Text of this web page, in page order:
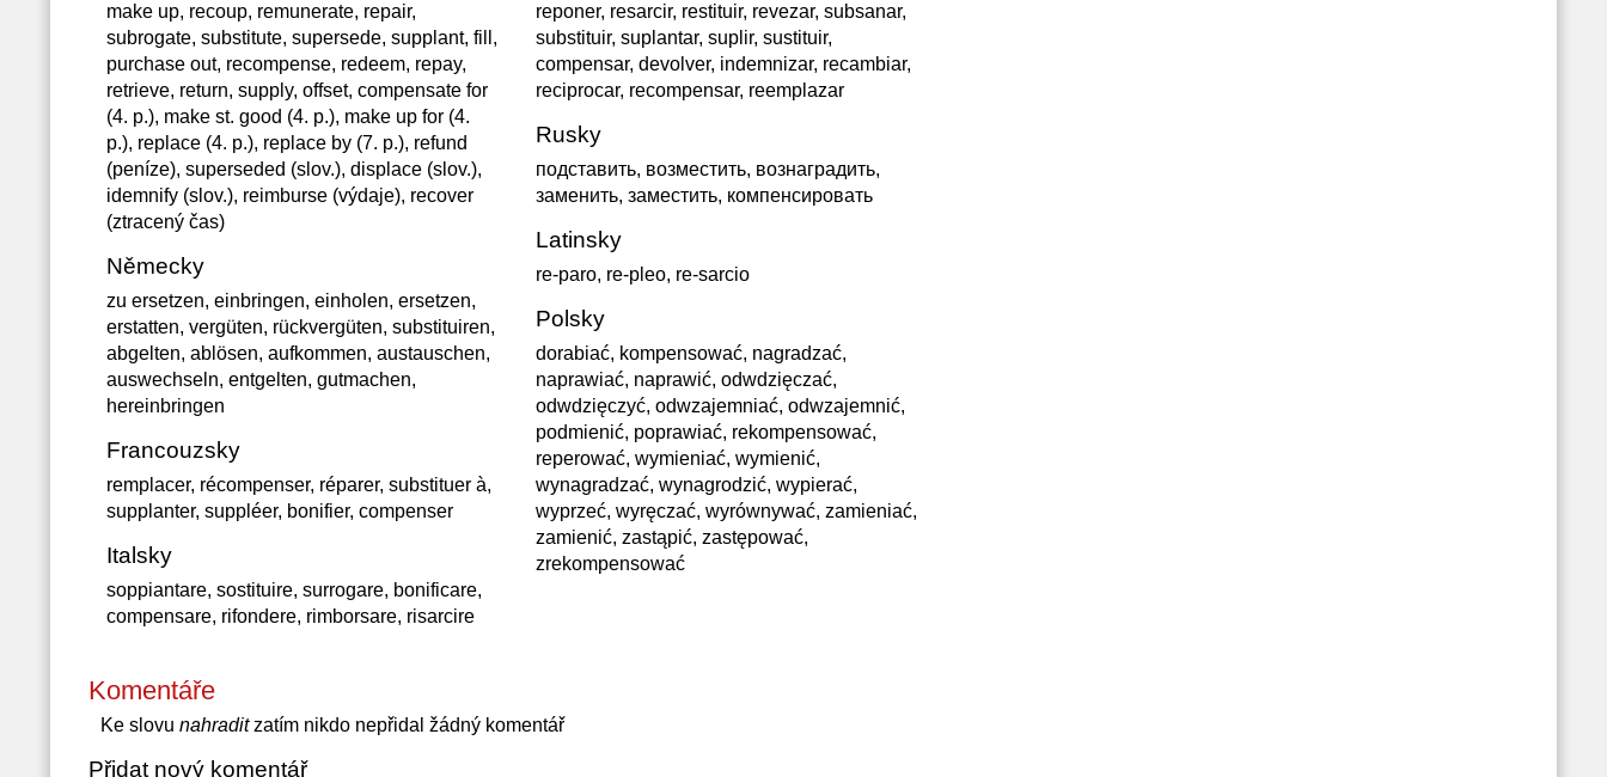
make up, recoup, remunerate, repair,
subrogate, substitute, supersede, supplant, fill,
purchase out, recompense, redeem, repay,
retrieve, return, supply, offset, compensate for
(4. p.), make st. good (4. p.), make up for (4.
p.), replace (4. p.), replace by (7. p.), refund
(peníze), superseded (slov.), displace (slov.),
idemnify (slov.), reimburse (výdaje), recover
(ztracený čas)
Německy
zu ersetzen, einbringen, einholen, ersetzen,
erstatten, vergüten, rückvergüten, substituiren,
abgelten, ablösen, aufkommen, austauschen,
auswechseln, entgelten, gutmachen,
hereinbringen
Francouzsky
remplacer, récompenser, réparer, substituer à,
supplanter, suppléer, bonifier, compenser
Italsky
soppiantare, sostituire, surrogare, bonificare,
compensare, rifondere, rimborsare, risarcire
reponer, resarcir, restituir, revezar, subsanar,
substituir, suplantar, suplir, sustituir,
compensar, devolver, indemnizar, recambiar,
reciprocar, recompensar, reemplazar
Rusky
подставить, возместить, вознаградить,
заменить, заместить, компенсировать
Latinsky
re-paro, re-pleo, re-sarcio
Polsky
dorabiać, kompensować, nagradzać,
naprawiać, naprawić, odwdzięczać,
odwdzięczyć, odwzajemniać, odwzajemnić,
podmienić, poprawiać, rekompensować,
reperować, wymieniać, wymienić,
wynagradzać, wynagrodzić, wypierać,
wyprzeć, wyręczać, wyrównywać, zamieniać,
zamienić, zastąpić, zastępować,
zrekompensować
Komentáře
Ke slovu nahraditzatím nikdo nepřidal žádný komentář
Přidat nový komentář